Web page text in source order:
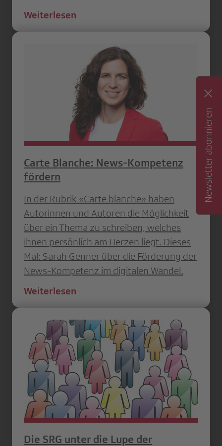
Weiterlesen
Carte Blanche: News-Kompetenz
fördern
In der Rubrik «Carte blanche» haben
Autorinnen und Autoren die Möglichkeit
über ein Thema zu schreiben, welches
ihnen persönlich am Herzen liegt. Dieses
Mal: Sarah Genner über die Förderung der
News-Kompetenz im digitalen Wandel.
Weiterlesen
Die SRG unter die Lupe der
Newsletter abonnieren